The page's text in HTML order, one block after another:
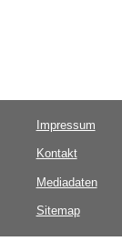
Impressum
Kontakt
Mediadaten
Sitemap